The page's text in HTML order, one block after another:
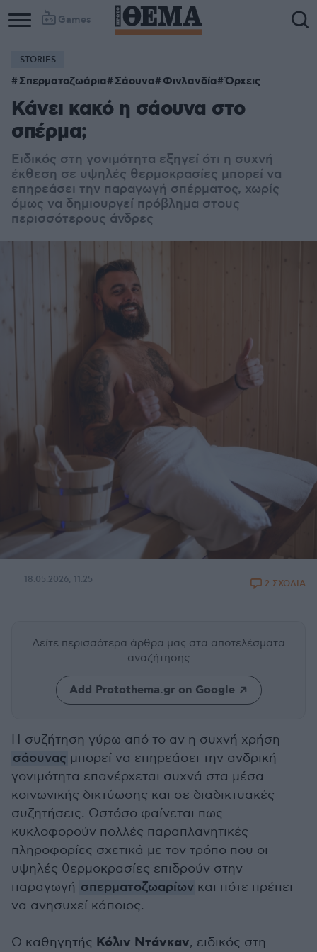
Games
STORIES
Σπερματοζωάρια Σάουνα Φινλανδία Όρχεις
Κάνει κακό η σάουνα στο
σπέρμα;
Ειδικός στη γονιμότητα εξηγεί ότι η συχνή
έκθεση σε υψηλές θερμοκρασίες μπορεί να
επηρεάσει την παραγωγή σπέρματος, χωρίς
όμως να δημιουργεί πρόβλημα στους
περισσότερους άνδρες
18.05.2026, 11:25 2 ΣΧΟΛΙΑ
Δείτε περισσότερα άρθρα μας στα αποτελέσματα
αναζήτησης
Add Protothema.gr on Google
Η συζήτηση γύρω από το αν η συχνή χρήση
σάουνας μπορεί να επηρεάσει την ανδρική
γονιμότητα επανέρχεται συχνά στα μέσα
κοινωνικής δικτύωσης και σε διαδικτυακές
συζητήσεις. Ωστόσο φαίνεται πως
κυκλοφορούν πολλές παραπλανητικές
πληροφορίες σχετικά με τον τρόπο που οι
υψηλές θερμοκρασίες επιδρούν στην
παραγωγή σπερματοζωαρίων και πότε πρέπει
να ανησυχεί κάποιος.
Ο καθηγητής Κόλιν Ντάνκαν, ειδικός στη